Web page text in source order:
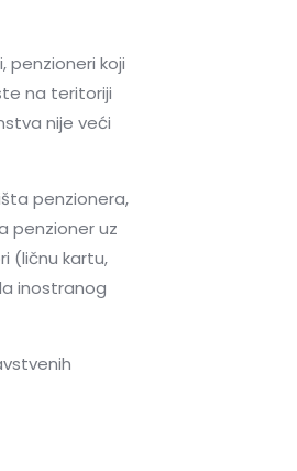
penzioneri koji
na teritoriji
nije veći
penzionera,
penzioner uz
(ličnu kartu,
inostranog